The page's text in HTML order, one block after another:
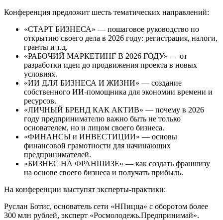
Конференция предложит шесть тематических направлений:
«СТАРТ БИЗНЕСА» — пошаговое руководство по
открытию своего дела в 2026 году: регистрация, налоги,
гранты и т.д.
«РАБОЧИЙ МАРКЕТИНГ В 2026 ГОДУ» — от
разработки идеи до продвижения проекта в новых
условиях.
«ИИ ДЛЯ БИЗНЕСА И ЖИЗНИ» — создание
собственного ИИ-помощника для экономии времени и
ресурсов.
«ЛИЧНЫЙ БРЕНД КАК АКТИВ» — почему в 2026
году предпринимателю важно быть не только
основателем, но и лицом своего бизнеса.
«ФИНАНСЫ и ИНВЕСТИЦИИ» — основы
финансовой грамотности для начинающих
предпринимателей.
«БИЗНЕС НА ФРАНШИЗЕ» — как создать франшизу
на основе своего бизнеса и получать прибыль.
На конференции выступят эксперты-практики:
Руслан Ботис, основатель сети «НПицца» с оборотом более
300 млн рублей, эксперт «Росмолодежь.Предпринимай».